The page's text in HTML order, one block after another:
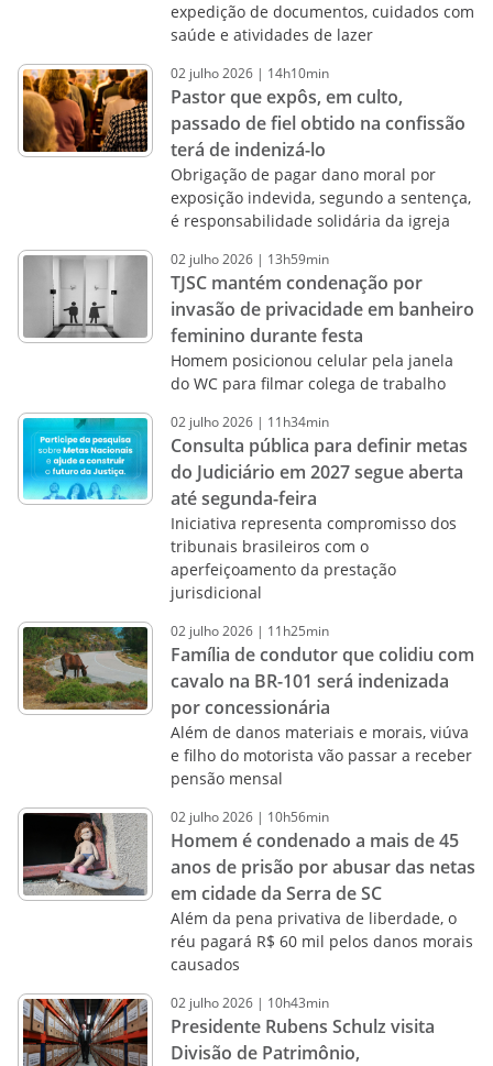
expedição de documentos, cuidados com
saúde e atividades de lazer
02 julho2026 | 14h10min
Pastor que expôs, em culto,
passado de fiel obtido na confissão
terá de indenizá-lo
Obrigação de pagar dano moral por
exposição indevida, segundo a sentença,
é responsabilidade solidária da igreja
02 julho2026 | 13h59min
TJSC mantém condenação por
invasão de privacidade em banheiro
feminino durante festa
Homem posicionou celular pela janela
do WC para filmar colega de trabalho
02 julho2026 | 11h34min
Consulta pública para definir metas
do Judiciário em 2027 segue aberta
até segunda-feira
Iniciativa representa compromisso dos
tribunais brasileiros com o
aperfeiçoamento da prestação
jurisdicional
02 julho2026 | 11h25min
Família de condutor que colidiu com
cavalo na BR-101 será indenizada
por concessionária
Além de danos materiais e morais, viúva
e filho do motorista vão passar a receber
pensão mensal
02 julho2026 | 10h56min
Homem é condenado a mais de 45
anos de prisão por abusar das netas
em cidade da Serra de SC
Além da pena privativa de liberdade, o
réu pagará R$ 60 mil pelos danos morais
causados
02 julho2026 | 10h43min
Presidente Rubens Schulz visita
Divisão de Patrimônio,